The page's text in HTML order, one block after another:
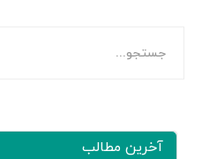
آخرین مطالب